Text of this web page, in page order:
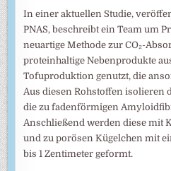
In einer aktuellen Studie,
PNAS, beschreibt ein Team um
neuartige Methode zur CO₂-
proteinhaltige Nebenprodukte
Tofuproduktion genutzt, die
Aus diesen Rohstoffen isolieren
die zu fadenförmigen
Anschließend werden diese mit
und zu porösen Kügelchen mit
bis 1 Zentimeter geformt.